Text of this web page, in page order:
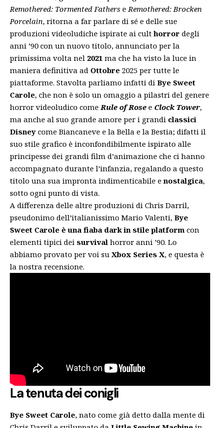
Remothered: Tormented Fathers e Remothered: Brocken
Porcelain, ritorna a far parlare di sé e delle sue
produzioni videoludiche ispirate ai culthorror degli
anni ’90 con un nuovo titolo, annunciato per la
primissima volta nel 2021 ma che ha visto la luce in
maniera definitiva ad Ottobre 2025 per tutte le
piattaforme. Stavolta parliamo infatti di Bye Sweet
Carole, che non è solo un omaggio a pilastri del genere
horror videoludico come Rule of Rose e Clock Tower,
ma anche al suo grande amore per i grandi classici
Disney come Biancaneve e la Bella e la Bestia; difatti il
suo stile grafico è inconfondibilmente ispirato alle
principesse dei grandi film d’animazione che ci hanno
accompagnato durante l’infanzia, regalando a questo
titolo una sua impronta indimenticabile enostalgica,
sotto ogni punto di vista.
A differenza delle altre produzioni di Chris Darril,
pseudonimo dell’italianissimo Mario Valenti, Bye
Sweet Carole è una fiaba dark in stile platform con
elementi tipici dei survival horror anni ’90. Lo
abbiamo provato per voi su Xbox Series X, e questa è
la nostra recensione.
La tenuta dei conigli
Bye Sweet Carole, nato come già detto dalla mente di